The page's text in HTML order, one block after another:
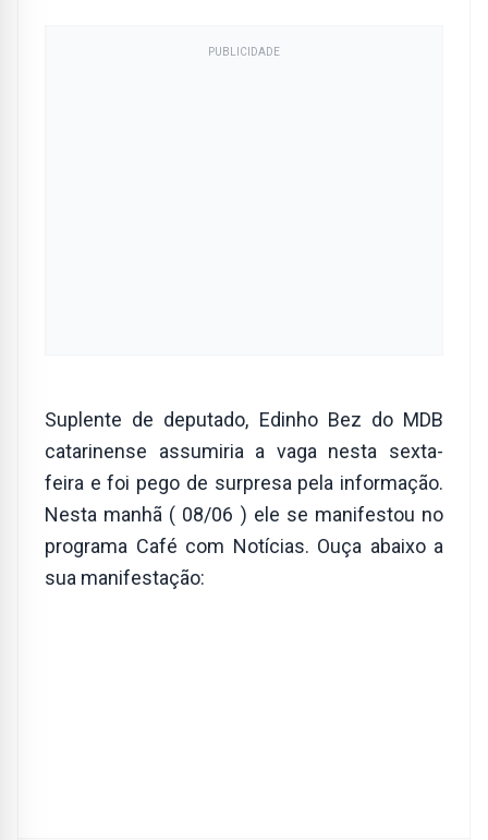
PUBLICIDADE
Suplente de deputado, Edinho Bez do MDB
catarinense assumiria a vaga nesta sexta-
feira e foi pego de surpresa pela informação.
Nesta manhã ( 08/06 ) ele se manifestou no
programa Café com Notícias. Ouça abaixo a
sua manifestação: